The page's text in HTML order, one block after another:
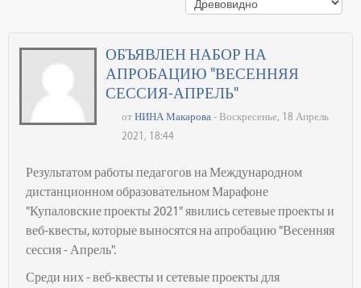
ОБЪЯВЛЕН НАБОР НА
АПРОБАЦИЮ "ВЕСЕННЯЯ
СЕССИЯ-АПРЕЛЬ"
от НИНА Макарова - Воскресенье, 18 Апрель
2021, 18:44
Результатом работы педагогов на Международном
дистанционном образовательном Марафоне
"Купаловские проекты 2021" явились сетевые проекты и
веб-квесты, которые выносятся на апробацию "Весенняя
сессия - Апрель".
Среди них - веб-квесты и сетевые проекты для